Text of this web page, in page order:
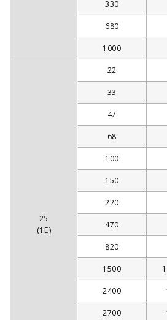
330
680
1000
25
(1E)
22
33
47
68
100
150
220
470
820
1500
2400
2700